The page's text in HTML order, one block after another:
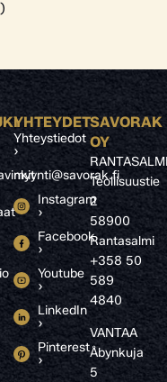
YHTEYDET
Yhteystiedot
›
myynti@savorak.fi
Instagram
›
Facebook
›
Youtube
›
LinkedIn
›
Pinterest
›
SAVORAK
OY
Teollisuustie
2
58900
Rantasalmi
+358 50
589
4840
VANTAA
Åbynkuja
5